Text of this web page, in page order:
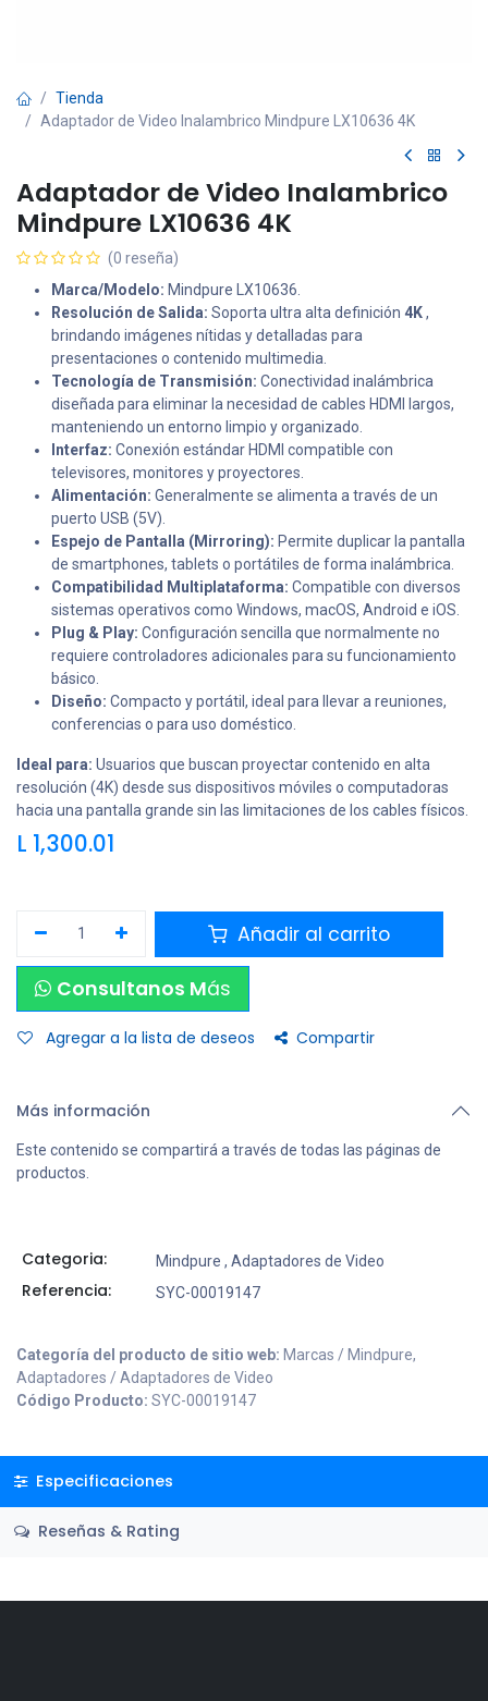
Tienda
Adaptador de Video Inalambrico Mindpure LX10636 4K
Adaptador de Video Inalambrico
Mindpure LX10636 4K
(0 reseña)
Marca/Modelo: Mindpure LX10636.
Resolución de Salida: Soporta ultra alta definición 4K,
brindando imágenes nítidas y detalladas para
presentaciones o contenido multimedia.
Tecnología de Transmisión: Conectividad inalámbrica
diseñada para eliminar la necesidad de cables HDMI largos,
manteniendo un entorno limpio y organizado.
Interfaz: Conexión estándar HDMI compatible con
televisores, monitores y proyectores.
Alimentación: Generalmente se alimenta a través de un
puerto USB (5V).
Espejo de Pantalla (Mirroring): Permite duplicar la pantalla
de smartphones, tablets o portátiles de forma inalámbrica.
Compatibilidad Multiplataforma: Compatible con diversos
sistemas operativos como Windows, macOS, Android e iOS.
Plug & Play: Configuración sencilla que normalmente no
requiere controladores adicionales para su funcionamiento
básico.
Diseño: Compacto y portátil, ideal para llevar a reuniones,
conferencias o para uso doméstico.
Ideal para: Usuarios que buscan proyectar contenido en alta
resolución (4K) desde sus dispositivos móviles o computadoras
hacia una pantalla grande sin las limitaciones de los cables físicos.
L 1,300.01
Añadir al carrito
Consultanos Más
Agregar a la lista de deseos Compartir
Más información
Este contenido se compartirá a través de todas las páginas de
productos.
Categoria: Mindpure , Adaptadores de Video
Referencia: SYC-00019147
Categoría del producto de sitio web: Marcas / Mindpure,
Adaptadores / Adaptadores de Video
Código Producto: SYC-00019147
Especificaciones
Reseñas & Rating